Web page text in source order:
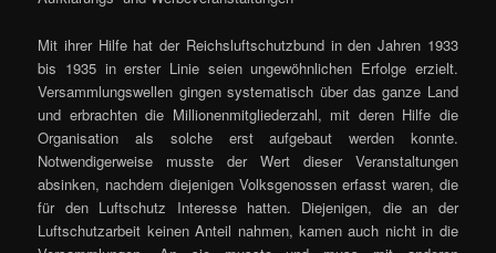
Mit ihrer Hilfe hat der Reichsluftschutzbund in den Jahren 1933
bis 1935 in erster Linie seien ungewöhnlichen Erfolge erzielt.
Versammlungswellen gingen systematisch über das ganze Land
und erbrachten die Millionenmitgliederzahl, mit deren Hilfe die
Organisation als solche erst aufgebaut werden konnte.
Notwendigerweise musste der Wert dieser Veranstaltungen
absinken, nachdem diejenigen Volksgenossen erfasst waren, die
für den Luftschutz Interesse hatten. Diejenigen, die an der
Luftschutzarbeit keinen Anteil nahmen, kamen auch nicht in die